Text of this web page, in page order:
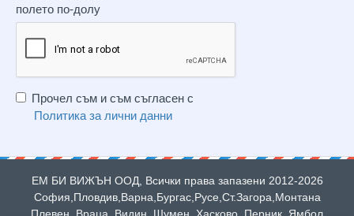
полето по-долу
Прочел съм и съм съгласен с
Политика за лични данни
ЕМ БИ ВИЖЪН ООД, Всички права запазени 2012-2026
София,Пловдив,Варна,Бургас,Русе,Ст.Загора,Монтана